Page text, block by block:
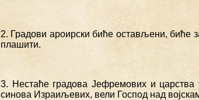
2. Градови ароирски биће остављени, биће
плашити.
3. Нестаће градова Јефремових и царства
синова Израиљевих, вели Господ над